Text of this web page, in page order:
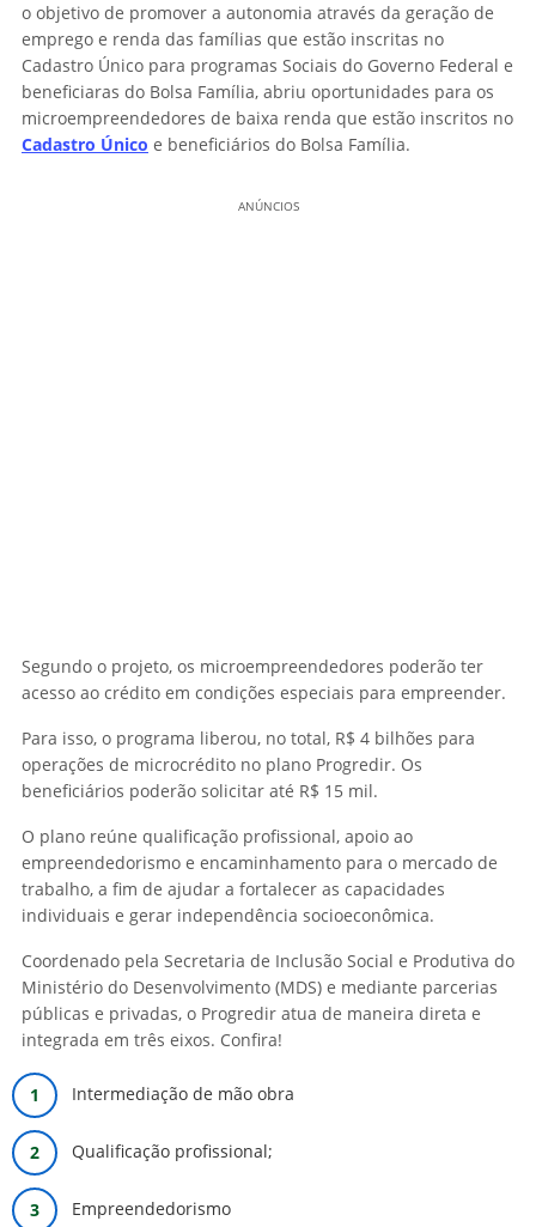
o objetivo de promover a autonomia através da geração de
emprego e renda das famílias que estão inscritas no
Cadastro Único para programas Sociais do Governo Federal e
beneficiaras do Bolsa Família, abriu oportunidades para os
microempreendedores de baixa renda que estão inscritos no
Cadastro Único e beneficiários do Bolsa Família.
ANÚNCIOS
Segundo o projeto, os microempreendedores poderão ter
acesso ao crédito em condições especiais para empreender.
Para isso, o programa liberou, no total, R$ 4 bilhões para
operações de microcrédito no plano Progredir. Os
beneficiários poderão solicitar até R$ 15 mil.
O plano reúne qualificação profissional, apoio ao
empreendedorismo e encaminhamento para o mercado de
trabalho, a fim de ajudar a fortalecer as capacidades
individuais e gerar independência socioeconômica.
Coordenado pela Secretaria de Inclusão Social e Produtiva do
Ministério do Desenvolvimento (MDS) e mediante parcerias
públicas e privadas, o Progredir atua de maneira direta e
integrada em três eixos. Confira!
Intermediação de mão obra
Qualificação profissional;
Empreendedorismo